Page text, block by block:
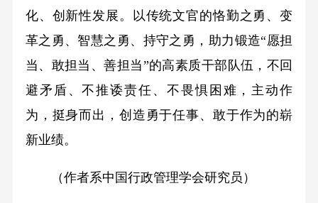
化、创新性发展。以传统文官的恪勤之勇、变
革之勇、智慧之勇、持守之勇，助力锻造“愿担
当、敢担当、善担当”的高素质干部队伍，不回
避矛盾、不推诿责任、不畏惧困难，主动作
为，挺身而出，创造勇于任事、敢于作为的崭
新业绩。
（作者系中国行政管理学会研究员）